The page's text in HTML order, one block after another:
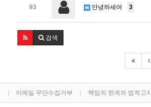
93 안녕하세여 3
검색
이메일 무단수집거부 책임의 한계와 법적고지